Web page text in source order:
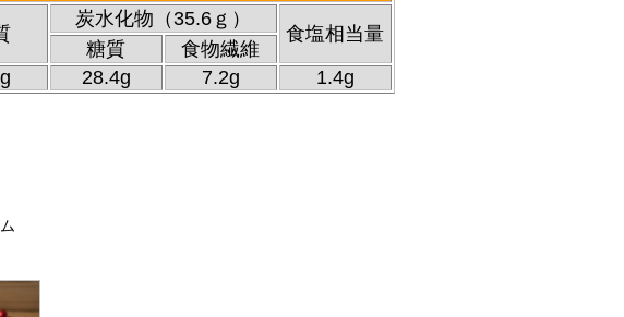
炭水化物（35.6ｇ）
食塩相当量
糖質
食物繊維
28.4g 7.2g 1.4g